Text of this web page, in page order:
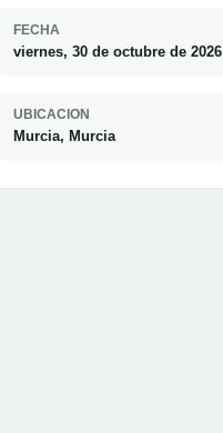
FECHA
viernes, 30 de octubre de 2026
UBICACION
Murcia, Murcia